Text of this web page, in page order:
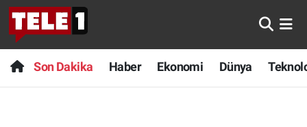
Son Dakika Haber Ekonomi Dünya
Anında Manşet
Başka Sohbetler
Son Dakika
Haber
Nöbetçi Eczaneler
Hava Durumu